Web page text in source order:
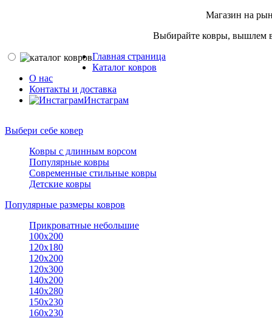
Магазин на
Выбирайте ковры, вышлем
Главная страница
Каталог ковров
О нас
Контакты и доставка
Инстаграм
Выбери себе ковер
Ковры с длинным ворсом
Популярные ковры
Современные стильные ковры
Детские ковры
Популярные размеры ковров
Прикроватные небольшие
100х200
120х180
120х200
120х300
140х200
140х280
150x230
160х230